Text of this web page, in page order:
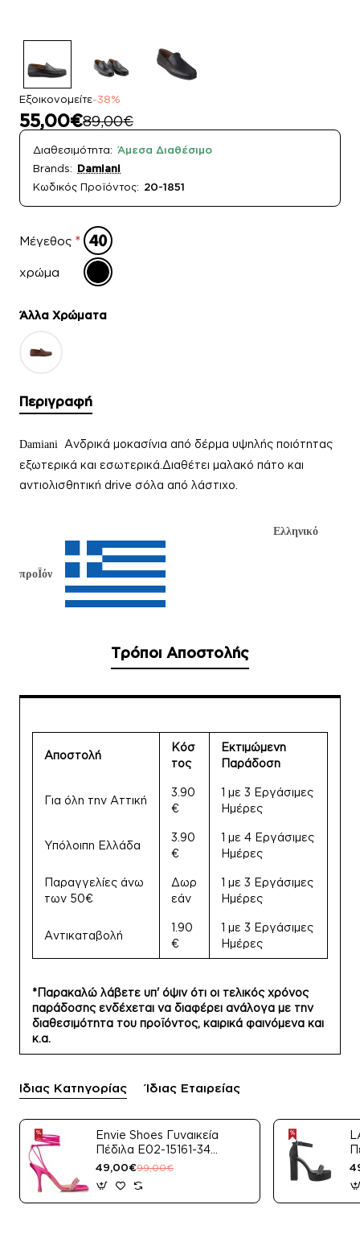
Εξοικονομείτε-38%
55,00€89,00€
Διαθεσιμότητα: Άμεσα Διαθέσιμο
Brands: Damiani
Κωδικός Προϊόντος: 20-1851
Μέγεθος
χρώμα
Άλλα Xρώματα
Περιγραφή
Damiani Ανδρικά μοκασίνια από δέρμα υψηλής ποιότητας
εξωτερικά και εσωτερικά.Διαθέτει μαλακό πάτο και
αντιολισθητική drive σόλα από λάστιχο.
Ελληνικό
προΪόν
Τρόποι Αποστολής
Αποστολή
Κόσ
τος
Εκτιμώμενη
Παράδοση
Για όλη την Αττική
3.90
€
1 με 3 Εργάσιμες
Ημέρες
Υπόλοιπη Ελλάδα
3.90
€
1 με 4 Εργάσιμες
Ημέρες
Παραγγελίες άνω
των 50€
Δωρ
εάν
1 με 3 Εργάσιμες
Ημέρες
Αντικαταβολή
1.90
€
1 με 3 Εργάσιμες
Ημέρες
*Παρακαλώ λάβετε υπ' όψιν ότι οι τελικός χρόνος
παράδοσης ενδέχεται να διαφέρει ανάλογα με την
διαθεσιμότητα του προϊόντος, καιρικά φαινόμενα και
κ.α.
Ίδιας Κατηγορίας Ίδιας Εταιρείας
Envie Shoes Γυναικεία
Πέδιλα E02-15161-34
Μαύρο Satin
49,00€99,00€